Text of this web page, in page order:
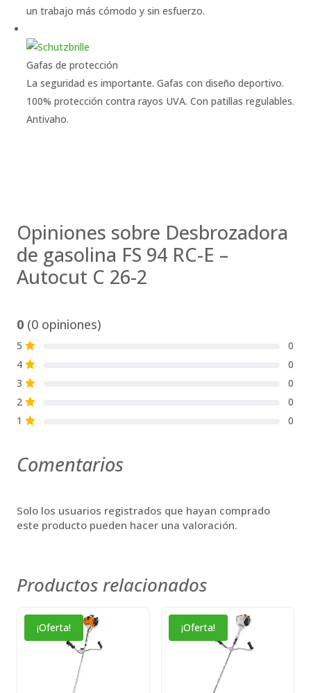
un trabajo más cómodo y sin esfuerzo.
Gafas de protección
La seguridad es importante. Gafas con diseño deportivo.
100% protección contra rayos UVA. Con patillas regulables.
Antivaho.
Opiniones sobre Desbrozadora
de gasolina FS 94 RC-E –
Autocut C 26-2
0 (0 opiniones)
5 S
0
4 S
0
3 S
0
2 S
0
1 S 0
Comentarios
Solo los usuarios registrados que hayan comprado
este producto pueden hacer una valoración.
Productos relacionados
¡Oferta! ¡Oferta!